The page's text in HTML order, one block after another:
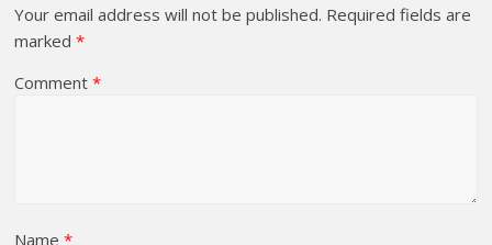
Your email address will not be published. Required fields are
marked*
Comment*
Name*